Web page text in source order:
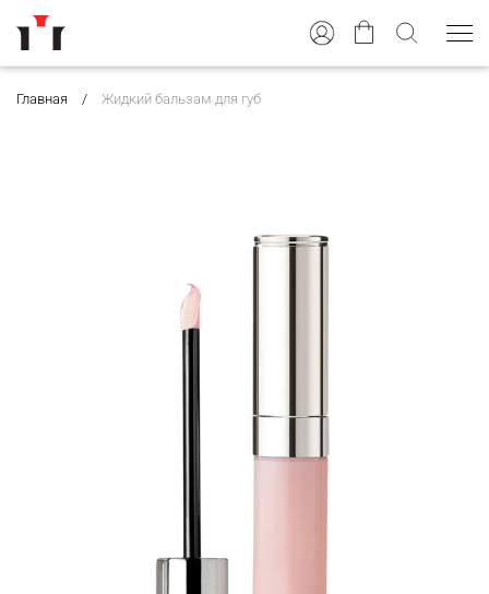
Главная Жидкий бальзам для губ